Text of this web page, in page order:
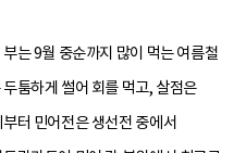
는 9월 중순까지 많이 먹는 여름철
툼하게 썰어 회를 먹고, 살점은
터 민어전은 생선전 중에서